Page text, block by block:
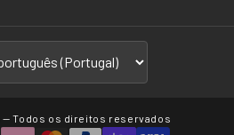
— Todos os direitos reservados